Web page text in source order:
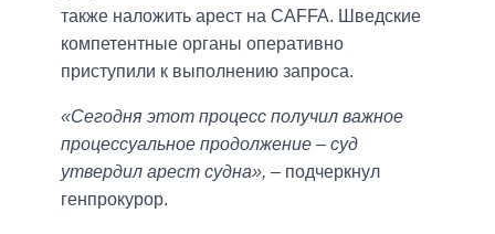
также наложить арест на CAFFA. Шведские
компетентные органы оперативно
приступили к выполнению запроса.
«Сегодня этот процесс получил важное
процессуальное продолжение – суд
утвердил арест судна», – подчеркнул
генпрокурор.